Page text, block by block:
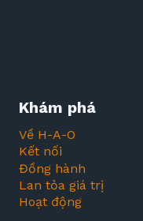
Khám phá
Về H-A-O
Kết nối
Đồng hành
Lan tỏa giá trị
Hoạt động